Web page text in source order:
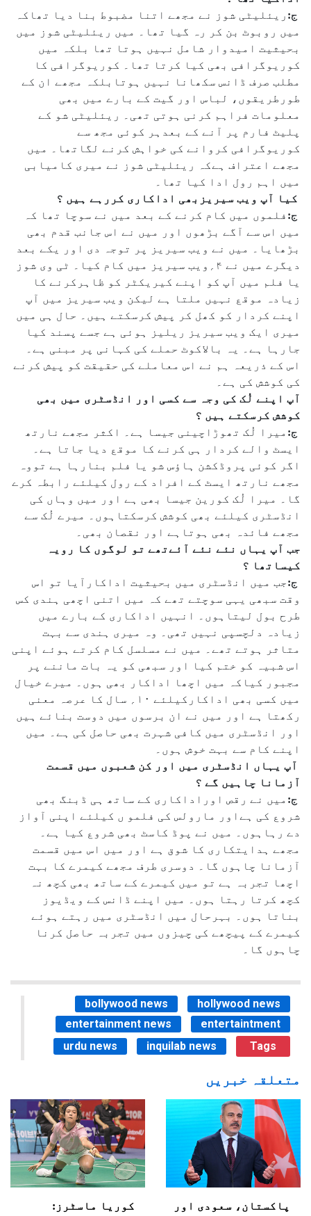
ج: ریئلیٹی شوز نے مجھے اتنا مضبوط بنا دیا تھاکہ
میں روبوٹ بن کر رہ گیا تھا۔ میں ریئلیٹی شوز میں
بحیثیت امیدوار شامل نہیں ہوتا تھا بلکہ میں
کوریوگرافی بھی کیا کرتا تھا۔ کوریوگرافی کا
مطلب صرف ڈانس سکھانا نہیں ہوتابلکہ مجھے ان کے
طورطریقوں، لباس اور گیت کے بارے میں بھی
معلومات فراہم کرنی ہوتی تھی۔ ریئلیٹی شو کے
پلیٹ فارم پر آنے کے بعدہر کوئی مجھ سے
کوریوگرافی کروانے کی خواہش کرنے لگاتھا۔ میں
مجھے اعتراف ہےکہ ریئلیٹی شوز نے میری کامیابی
میں اہم رول ادا کیا تھا۔
کیا آپ ویب سیریزبھی اداکاری کررہے ہیں ؟
ج: فلموں میں کام کرنے کے بعد میں نے سوچا تھا کہ
میں اس سے آگے بڑھوں اور میں نے اس جانب قدم بھی
بڑھایا۔ میں نے ویب سیریز پر توجہ دی اور یکے بعد
دیگرے میں نے ۴؍ویب سیریز میں کام کیا۔ ٹی وی شوز
یا فلم میں آپ کو اپنے کیریکٹر کو ظاہرکرنے کا
زیادہ موقع نہیں ملتا ہے لیکن ویب سیریز میں آپ
اپنے کردار کو کھل کر پیش کرسکتے ہیں۔ حال ہی میں
میری ایک ویب سیریز ریلیز ہوئی ہے جسے پسند کیا
جارہا ہے۔ یہ بالاکوٹ حملے کی کہانی پر مبنی ہے۔
اس کے ذریعہ ہم نے اس معاملے کی حقیقت کو پیش کرنے
کی کوشش کی ہے۔
آپ اپنے لُک کی وجہ سے کسی اور انڈسٹری میں بھی
کوشش کرسکتے ہیں ؟
ج: میرا لُک تھوڑاچینی جیسا ہے۔ اکثر مجھے نارتھ
ایسٹ والے کردار ہی کرنے کا موقع دیا جاتا ہے۔
اگر کوئی پروڈکشن ہاؤس شو یا فلم بنارہا ہے تووہ
مجھے نارتھ ایسٹ کے افراد کے رول کیلئے رابطہ کرے
گا۔ میرا لُک کورین جیسا بھی ہے اور میں وہاں کی
انڈسٹری کیلئے بھی کوشش کرسکتاہوں۔ میرے لُک سے
مجھے فائدہ بھی ہوتاہے اور نقصان بھی۔
جب آپ یہاں نئے نئے آئےتھے تو لوگوں کا رویہ
کیساتھا ؟
ج:جب میں انڈسٹری میں بحیثیت اداکارآیا تو اس
وقت سبھی یہی سوچتے تھے کہ میں اتنی اچھی ہندی کس
طرح بول لیتاہوں۔ انہیں اداکاری کے بارے میں
زیادہ دلچسپی نہیں تھی۔ وہ میری ہندی سے بہت
متاثر ہوتے تھے۔ میں نے مسلسل کام کرتے ہوئے اپنی
اس شبیہ کو ختم کیا اور سبھی کو یہ بات ماننے پر
مجبور کیاکہ میں اچھا اداکار بھی ہوں۔ میرے خیال
میں کسی بھی اداکارکیلئے ۱۰؍ سال کا عرصہ معنی
رکھتا ہے اور میں نے ان برسوں میں دوست بنائے ہیں
اور انڈسٹری میں کافی شہرت بھی حاصل کی ہے۔ میں
اپنے کام سے بہت خوش ہوں۔
آپ یہاں انڈسٹری میں اور کن شعبوں میں قسمت
آزمانا چاہیں گے ؟
ج: میں نے رقص اوراداکاری کے ساتھ ہی ڈبنگ بھی
شروع کی ہےاور مارولس کی فلمو ں کیلئے اپنی آواز
دے رہاہوں۔ میں نے پوڈ کاسٹ بھی شروع کیا ہے۔
مجھے ہدایتکاری کا شوق ہے اور میں اس میں قسمت
آزمانا چاہوں گا۔ دوسری طرف مجھے کیمرے کا بہت
اچھا تجربہ ہے تو میں کیمرے کے ساتھ بھی کچھ نہ
کچھ کرتا رہتا ہوں۔ میں اپنے ڈانس کے ویڈیوز
بناتا ہوں۔ بہرحال میں انڈسٹری میں رہتے ہوئے
کیمرے کے پیچھے کی چیزوں میں تجربہ حاصل کرنا
چاہوں گا۔
bollywood news
hollywood news
entertainment news
entertaintment
urdu news
inquilab news Tags
متعلقہ خبریں
پاکستان، سعودی اور
کوریا ماسٹرز: